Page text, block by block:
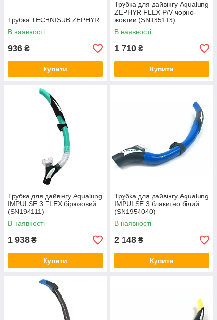
Трубка TECHNISUB ZEPHYR
В наявності
936 ₴
Купити
Трубка для дайвінгу Aqualung
ZEPHYR FLEX P/V чорно-
жовтий (SN135113)
В наявності
1 710 ₴
Купити
Трубка для дайвінгу Aqualung
IMPULSE 3 FLEX бірюзовий
(SN194111)
В наявності
1 938 ₴
Купити
Трубка для дайвінгу Aqualung
IMPULSE 3 блакитно бiлий
(SN1954040)
В наявності
2 148 ₴
Купити